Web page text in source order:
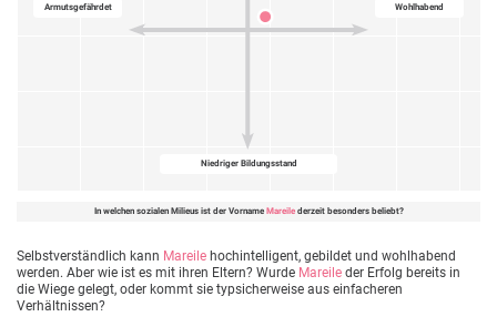
Wohlhabend
Niedriger Bildungsstand
Armutsgefährdet
In welchen sozialen Milieus ist der Vorname Mareilederzeit besonders beliebt?
Selbstverständlich kann Mareile hochintelligent, gebildet und wohlhabend
werden. Aber wie ist es mit ihren Eltern? Wurde Mareile der Erfolg bereits in
die Wiege gelegt, oder kommt sie typsicherweise aus einfacheren
Verhältnissen?